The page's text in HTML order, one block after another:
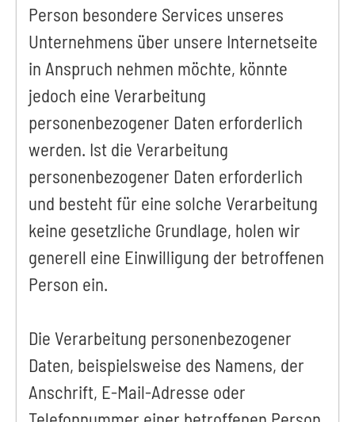
Person besondere Services unseres
Unternehmens über unsere Internetseite
in Anspruch nehmen möchte, könnte
jedoch eine Verarbeitung
personenbezogener Daten erforderlich
werden. Ist die Verarbeitung
personenbezogener Daten erforderlich
und besteht für eine solche Verarbeitung
keine gesetzliche Grundlage, holen wir
generell eine Einwilligung der betroffenen
Person ein.
Die Verarbeitung personenbezogener
Daten, beispielsweise des Namens, der
Anschrift, E-Mail-Adresse oder